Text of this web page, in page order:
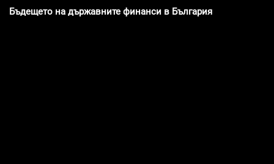
Бъдещето на държавните финанси в България